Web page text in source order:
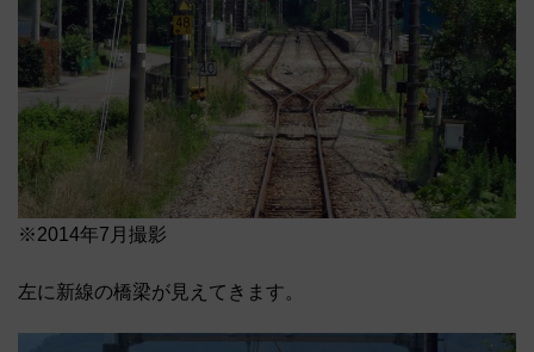
※2014年7月撮影
左に新線の橋梁が見えてきます。